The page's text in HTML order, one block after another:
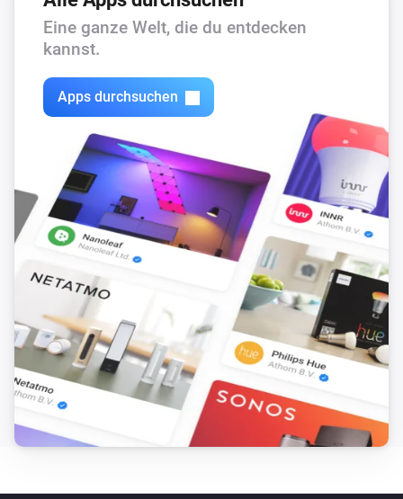
Blinds
Vorhang oder Rollladen schließen
Setze die Position auf
Dimmer switch
Dimmen auf %
Dimmer switch
Relatives Dimm-Niveau setzen i
Dimmer switch
Einschalten
Dimmer switch
Ausschalten
Ein- oder ausschalten
Eine ganze Welt, die du entdecken
kannst.
Apps durchsuchen